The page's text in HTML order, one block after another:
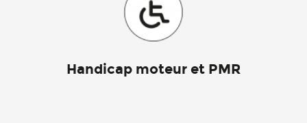
Handicap moteur et PMR